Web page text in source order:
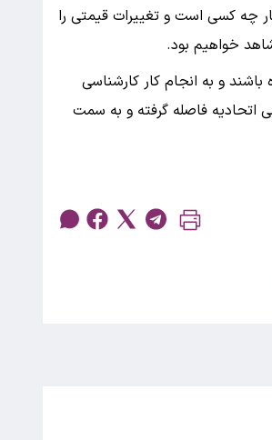
چه کسی است و تغییرات قیمتی را
خواهیم بود.
و به انجام کار کارشناسی
اتحادیه فاصله گرفته و به سمت